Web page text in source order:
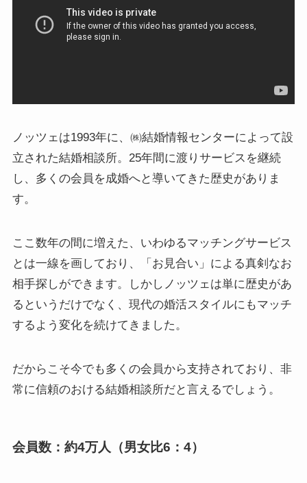
ノッツェは1993年に、㈱結婚情報センターによって設
立された結婚相談所。25年間に渡りサービスを継続
し、多くの会員を成婚へと導いてきた歴史がありま
す。
ここ数年の間に増えた、いわゆるマッチングサービス
とは一線を画しており、「お見合い」による真剣なお
相手探しができます。しかしノッツェは単に歴史があ
るというだけでなく、現代の婚活スタイルにもマッチ
するよう変化を続けてきました。
だからこそ今でも多くの会員から支持されており、非
常に信頼のおける結婚相談所だと言えるでしょう。
会員数：約4万人（男女比6：4）